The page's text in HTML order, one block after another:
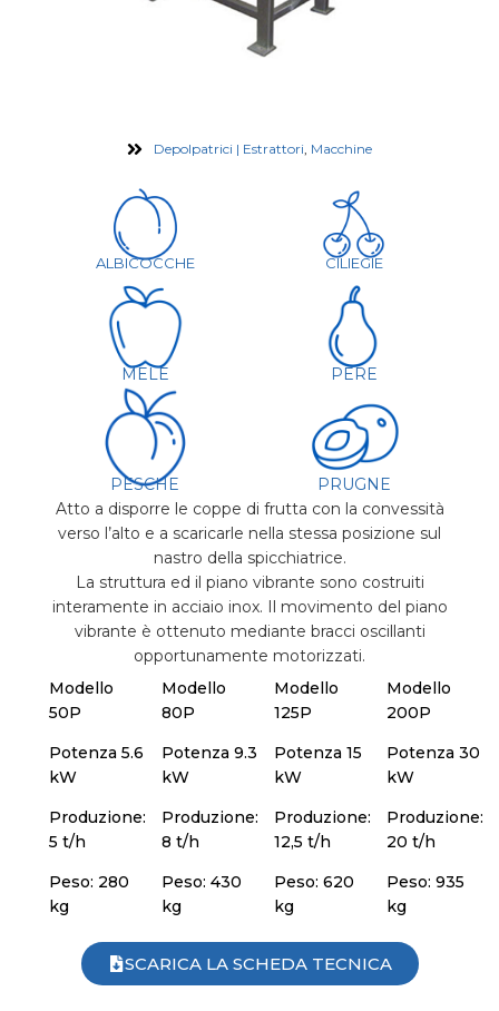
Depolpatrici | Estrattori, Macchine
ALBICOCCHE CILIEGIE
MELE PERE
PESCHE
PRUGNE
Atto a disporre le coppe di frutta con la convessità
verso l’alto e a scaricarle nella stessa posizione sul
nastro della spicchiatrice.
La struttura ed il piano vibrante sono costruiti
interamente in acciaio inox. Il movimento del piano
vibrante è ottenuto mediante bracci oscillanti
opportunamente motorizzati.
Modello
50P
Modello
80P
Modello
125P
Modello
200P
Potenza 5.6
kW
Potenza 9.3
kW
Potenza 15
kW
Potenza 30
kW
Produzione:
5 t/h
Produzione:
8 t/h
Produzione:
12,5 t/h
Produzione:
20 t/h
Peso: 280
kg
Peso: 430
kg
Peso: 620
kg
Peso: 935
kg
SCARICA LA SCHEDA TECNICA